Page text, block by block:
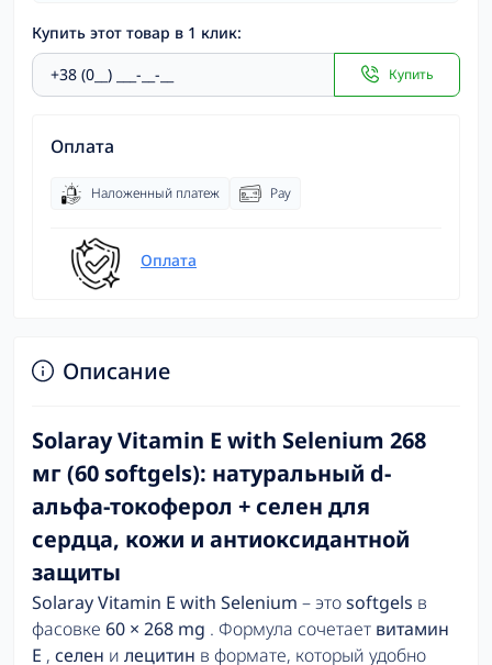
Купить этот товар в 1 клик:
Купить
Оплата
Наложенный платеж Pay
Оплата
Описание
Solaray Vitamin E with Selenium 268
мг (60 softgels): натуральный d-
альфа-токоферол + селен для
сердца, кожи и антиоксидантной
защиты
Solaray Vitamin E with Selenium – этоsoftgels в
фасовке 60 × 268 mg . Формула сочетает витамин
E , селен и лецитин в формате, который удобно